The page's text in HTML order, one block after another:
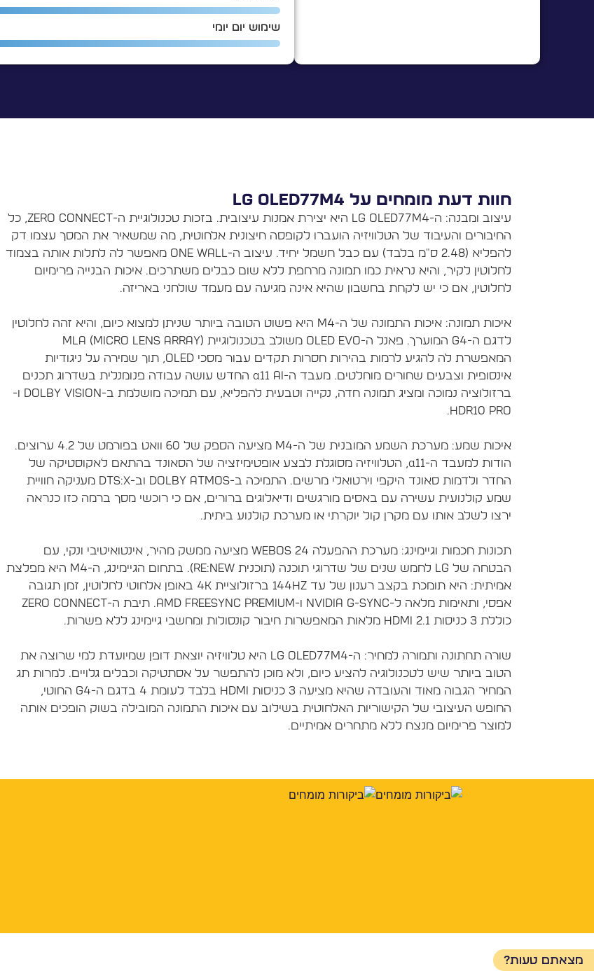
מצאתם טעות?
שימוש יום יומי
חוות דעת מומחים על LG OLED77M4
עיצוב ומבנה: ה-LG OLED77M4 היא יצירת אמנות עיצובית. בזכות טכנולוגיית ה-Zero Connect, כל
החיבורים והעיבוד של הטלוויזיה הועברו לקופסה חיצונית אלחוטית, מה שמשאיר את המסך עצמו דק
להפליא (2.48 ס"מ בלבד) עם כבל חשמל יחיד. עיצוב ה-One Wall מאפשר לה לתלות אותה בצמוד
לחלוטין לקיר, והיא נראית כמו תמונה מרחפת ללא שום כבלים משתרכים. איכות הבנייה פרימיום
איכות תמונה: איכות התמונה של ה-M4 היא פשוט הטובה ביותר שניתן למצוא כיום, והיא זהה לחלוטין
לדגם ה-G4 המוערך. פאנל ה-OLED evo משולב בטכנולוגיית MLA (Micro Lens Array)
המאפשרת לה להגיע לרמות בהירות חסרות תקדים עבור מסכי OLED, תוך שמירה על ניגודיות
אינסופית וצבעים שחורים מוחלטים. מעבד ה-α11 AI החדש עושה עבודה פנומנלית בשדרוג תכנים
ברזולוציה נמוכה ומציג תמונה חדה, נקייה וטבעית להפליא, עם תמיכה מושלמת ב-Dolby Vision ו-
איכות שמע: מערכת השמע המובנית של ה-M4 מציעה הספק של 60 וואט בפורמט של 4.2 ערוצים.
הודות למעבד ה-α11, הטלוויזיה מסוגלת לבצע אופטימיזציה של הסאונד בהתאם לאקוסטיקה של
החדר ולדמות סאונד היקפי וירטואלי מרשים. התמיכה ב-Dolby Atmos וב-DTS:X מעניקה חוויית
שמע קולנועית עשירה עם באסים מורגשים ודיאלוגים ברורים, אם כי רוכשי מסך ברמה כזו כנראה
תכונות חכמות וגיימינג: מערכת ההפעלה webOS 24 מציעה ממשק מהיר, אינטואיטיבי ונקי, עם
הבטחה של LG לחמש שנים של שדרוגי תוכנה (תוכנית Re:New). בתחום הגיימינג, ה-M4 היא מפלצת
אמיתית: היא תומכת בקצב רענון של עד 144Hz ברזולוציית 4K באופן אלחוטי לחלוטין, זמן תגובה
אפסי, ותאימות מלאה ל-NVIDIA G-Sync ו-AMD FreeSync Premium. תיבת ה-Zero Connect
שורה תחתונה ותמורה למחיר: ה-LG OLED77M4 היא טלוויזיה יוצאת דופן שמיועדת למי שרוצה את
הטוב ביותר שיש לטכנולוגיה להציע כיום, ולא מוכן להתפשר על אסתטיקה וכבלים גלויים. למרות תג
המחיר הגבוה מאוד והעובדה שהיא מציעה 3 כניסות HDMI בלבד לעומת 4 בדגם ה-G4 החוטי,
החופש העיצובי של הקישוריות האלחוטית בשילוב עם איכות התמונה המובילה בשוק הופכים אותה
למוצר פרימיום מנצח ללא מתחרים אמיתיים.